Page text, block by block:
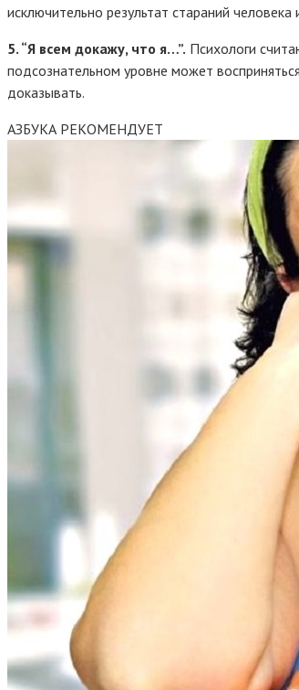
исключительно результат стараний
5. “Я всем докажу, что я…”. Психологи
подсознательном уровне может
доказывать.
АЗБУКА РЕКОМЕНДУЕТ